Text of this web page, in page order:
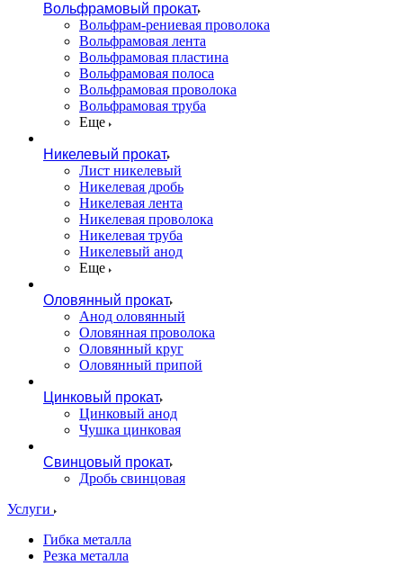
Вольфрамовый прокат
Вольфрам-рениевая проволока
Вольфрамовая лента
Вольфрамовая пластина
Вольфрамовая полоса
Вольфрамовая проволока
Вольфрамовая труба
Еще
Никелевый прокат
Лист никелевый
Никелевая дробь
Никелевая лента
Никелевая проволока
Никелевая труба
Никелевый анод
Еще
Оловянный прокат
Анод оловянный
Оловянная проволока
Оловянный круг
Оловянный припой
Цинковый прокат
Цинковый анод
Чушка цинковая
Свинцовый прокат
Дробь свинцовая
Услуги
Гибка металла
Резка металла